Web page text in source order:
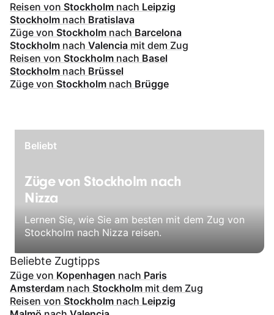
Reisen von Stockholm nach Leipzig
Stockholm nach Bratislava
Züge von Stockholm nach Barcelona
Stockholm nach Valencia mit dem Zug
Reisen von Stockholm nach Basel
Stockholm nach Brüssel
Züge von Stockholm nach Brügge
Beliebt
Züge von Stockholm nach
Nizza
Lernen Sie, wie Sie am besten mit dem Zug von
Stockholm nach Nizza reisen.
Beliebte Zugtipps
Züge von Kopenhagen nach Paris
Amsterdam nach Stockholm mit dem Zug
Reisen von Stockholm nach Leipzig